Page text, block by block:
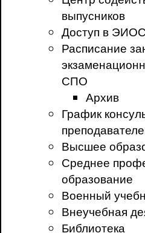
выпусников
Доступ в ЭИОС
Расписание
СПО
Архив
График
Высшее
Среднее
образование
Военный
Внеучебная
Библиотека